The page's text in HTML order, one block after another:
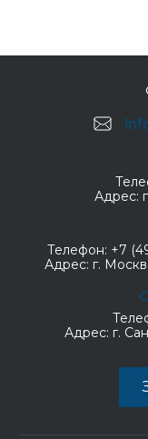
Адрес:
Телефон: +7
Адрес: г.
Адрес: г.